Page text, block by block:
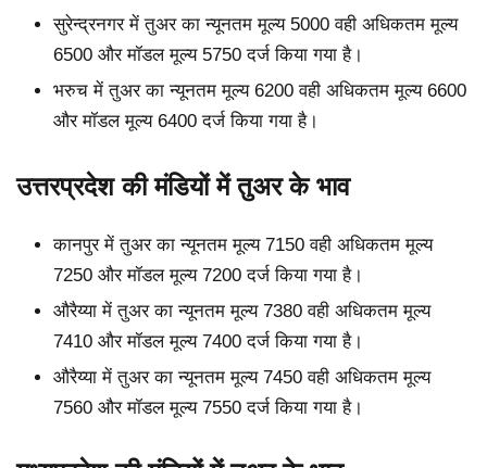
सुरेन्द्रनगर में तुअर का न्यूनतम मूल्य 5000 वही अधिकतम मूल्य
6500 और मॉडल मूल्य 5750 दर्ज किया गया है।
भरुच में तुअर का न्यूनतम मूल्य 6200 वही अधिकतम मूल्य 6600
और मॉडल मूल्य 6400 दर्ज किया गया है।
उत्तरप्रदेश की मंडियों में तुअर के भाव
कानपुर में तुअर का न्यूनतम मूल्य 7150 वही अधिकतम मूल्य
7250 और मॉडल मूल्य 7200 दर्ज किया गया है।
औरैय्या में तुअर का न्यूनतम मूल्य 7380 वही अधिकतम मूल्य
7410 और मॉडल मूल्य 7400 दर्ज किया गया है।
औरैय्या में तुअर का न्यूनतम मूल्य 7450 वही अधिकतम मूल्य
7560 और मॉडल मूल्य 7550 दर्ज किया गया है।